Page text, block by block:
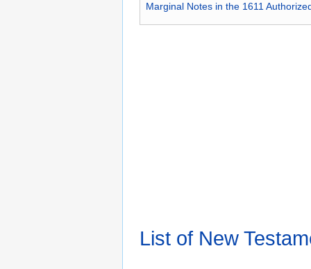
Marginal Notes in the 1611
List of New